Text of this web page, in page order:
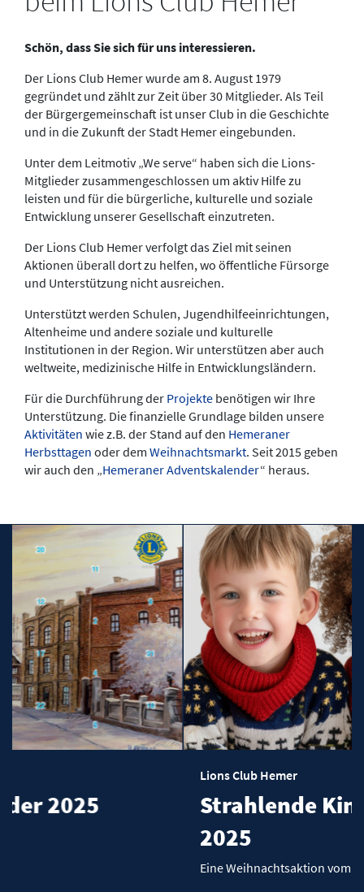
Schön, dass Sie sich für uns interessieren.
Der Lions Club Hemer wurde am 8. August 1979
gegründet und zählt zur Zeit über 30 Mitglieder. Als Teil
der Bürgergemeinschaft ist unser Club in die Geschichte
und in die Zukunft der Stadt Hemer eingebunden.
Unter dem Leitmotiv „We serve“ haben sich die Lions-
Mitglieder zusammengeschlossen um aktiv Hilfe zu
leisten und für die bürgerliche, kulturelle und soziale
Entwicklung unserer Gesellschaft einzutreten.
Der Lions Club Hemer verfolgt das Ziel mit seinen
Aktionen überall dort zu helfen, wo öffentliche Fürsorge
und Unterstützung nicht ausreichen.
Unterstützt werden Schulen, Jugendhilfeeinrichtungen,
Altenheime und andere soziale und kulturelle
Institutionen in der Region. Wir unterstützen aber auch
weltweite, medizinische Hilfe in Entwicklungsländern.
Für die Durchführung der Projekte benötigen wir Ihre
Unterstützung. Die finanzielle Grundlage bilden unsere
Aktivitäten wie z.B. der Stand auf den Hemeraner
Herbsttagen oder dem Weihnachtsmarkt. Seit 2015 geben
wir auch den „Hemeraner Adventskalender“ heraus.
Strahlende Kinderaugen
Eine Weihnachtsaktion vom Lions-Club Hemer